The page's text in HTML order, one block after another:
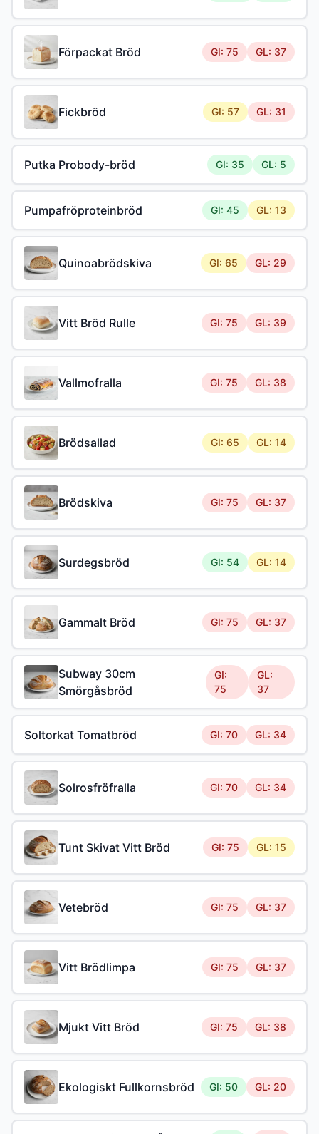
Förpackat Bröd GI: 75 GL: 37
Fickbröd GI: 57 GL: 31
Putka Probody-bröd GI: 35 GL: 5
Pumpafröproteinbröd GI: 45 GL: 13
Quinoabrödskiva GI: 65 GL: 29
Vitt Bröd Rulle GI: 75 GL: 39
Vallmofralla GI: 75 GL: 38
Brödsallad GI: 65 GL: 14
Brödskiva GI: 75 GL: 37
Surdegsbröd GI: 54 GL: 14
Gammalt Bröd GI: 75 GL: 37
Subway 30cm
Smörgåsbröd
GI:
75
GL:
37
Soltorkat Tomatbröd GI: 70 GL: 34
Solrosfröfralla GI: 70 GL: 34
Tunt Skivat Vitt Bröd GI: 75 GL: 15
Vetebröd GI: 75 GL: 37
Vitt Brödlimpa GI: 75 GL: 37
Mjukt Vitt Bröd GI: 75 GL: 38
Ekologiskt Fullkornsbröd GI: 50 GL: 20